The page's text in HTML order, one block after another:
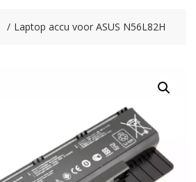
Laptop accu voor ASUS N56L82H